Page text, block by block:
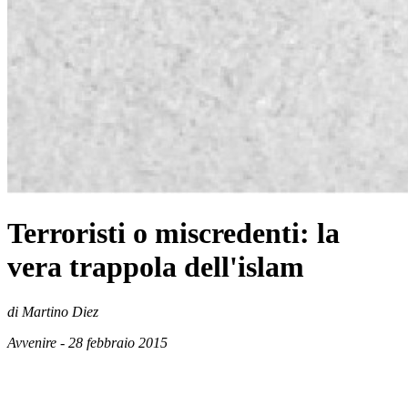
Terroristi o miscredenti: la
vera trappola dell'islam
di Martino Diez
Avvenire - 28 febbraio 2015